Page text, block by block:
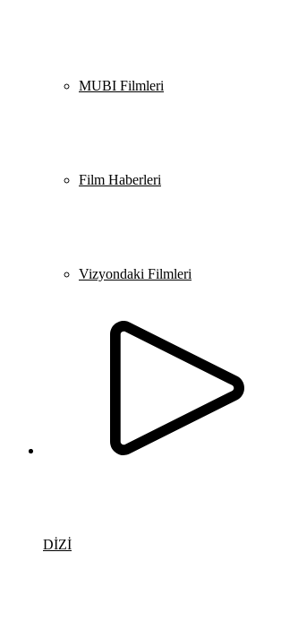
MUBI Filmleri
Film Haberleri
Vizyondaki Filmleri
DİZİ